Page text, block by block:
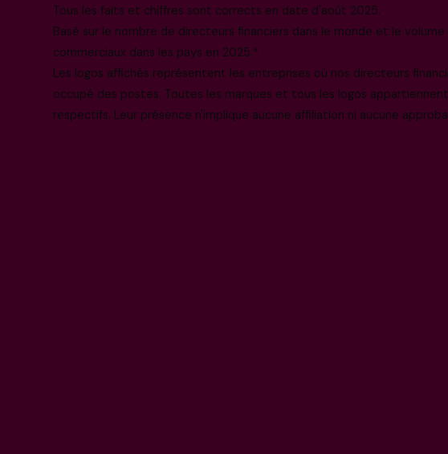
Tous les faits et chiffres sont corrects en date d'août 2025.
Basé sur le nombre de directeurs financiers dans le monde et le volume
commerciaux dans les pays en 2025.*
Les logos affichés représentent les entreprises où nos directeurs
occupé des postes. Toutes les marques et tous les logos
respectifs. Leur présence n'implique aucune affiliation ni aucune